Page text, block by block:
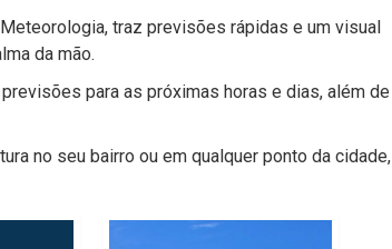
traz previsões rápidas e um visual
da mão.
para as próximas horas e dias, além de
no seu bairro ou em qualquer ponto da cidade,